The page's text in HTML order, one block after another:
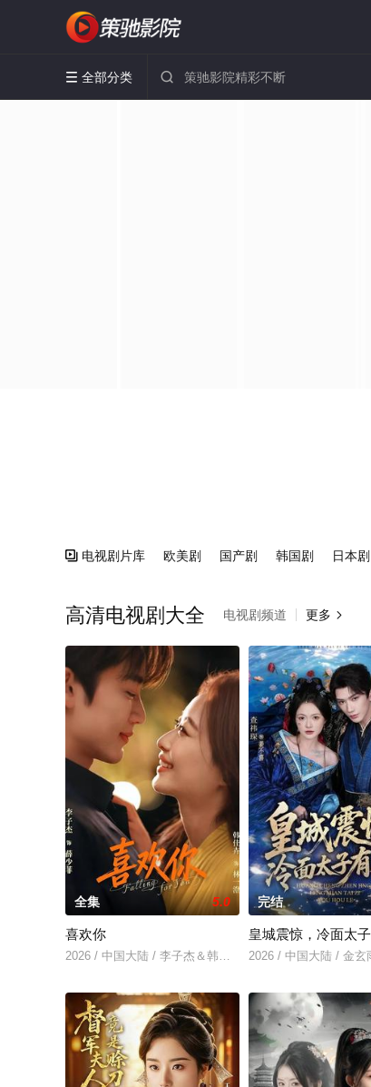
 全部分类 
 电视剧片库 欧美剧 国产剧 韩国剧 日本剧
高清电视剧大全 电视剧频道 更多 
全集 5.0
喜欢你
2026 / 中国大陆 / 李子杰＆韩佳卉
完结
皇城震惊，冷面太
2026 / 中国大陆 / 金玄